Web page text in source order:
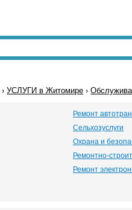
›УСЛУГИ в Житомире ›
Ремонт
Сельхозуслуги
Охрана и
Ремонтно-
Ремонт